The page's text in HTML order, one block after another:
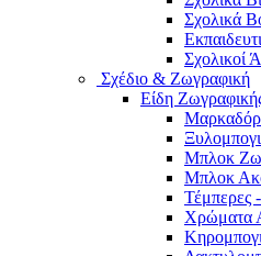
Σχολικά
Σχολικοί
Σχέδιο & Ζωγραφική
Είδη
Μπλοκ
Μπλοκ
Τέμπερες
Χρώματα